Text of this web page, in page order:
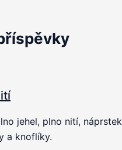
jehel, plno nití, náprstek
a knoflíky.